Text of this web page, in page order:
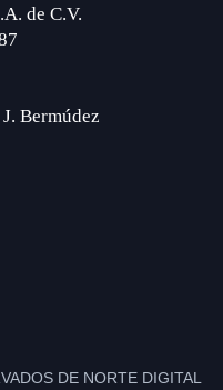
de C.V.
Bermúdez
DE NORTE DIGITAL